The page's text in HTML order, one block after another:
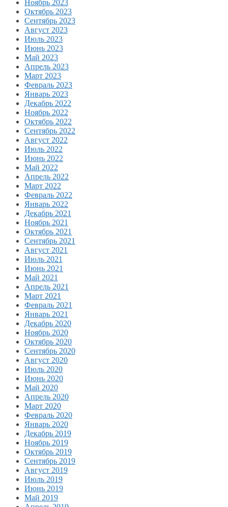
Ноябрь 2023
Октябрь 2023
Сентябрь 2023
Август 2023
Июль 2023
Июнь 2023
Май 2023
Апрель 2023
Март 2023
Февраль 2023
Январь 2023
Декабрь 2022
Ноябрь 2022
Октябрь 2022
Сентябрь 2022
Август 2022
Июль 2022
Июнь 2022
Май 2022
Апрель 2022
Март 2022
Февраль 2022
Январь 2022
Декабрь 2021
Ноябрь 2021
Октябрь 2021
Сентябрь 2021
Август 2021
Июль 2021
Июнь 2021
Май 2021
Апрель 2021
Март 2021
Февраль 2021
Январь 2021
Декабрь 2020
Ноябрь 2020
Октябрь 2020
Сентябрь 2020
Август 2020
Июль 2020
Июнь 2020
Май 2020
Апрель 2020
Март 2020
Февраль 2020
Январь 2020
Декабрь 2019
Ноябрь 2019
Октябрь 2019
Сентябрь 2019
Август 2019
Июль 2019
Июнь 2019
Май 2019